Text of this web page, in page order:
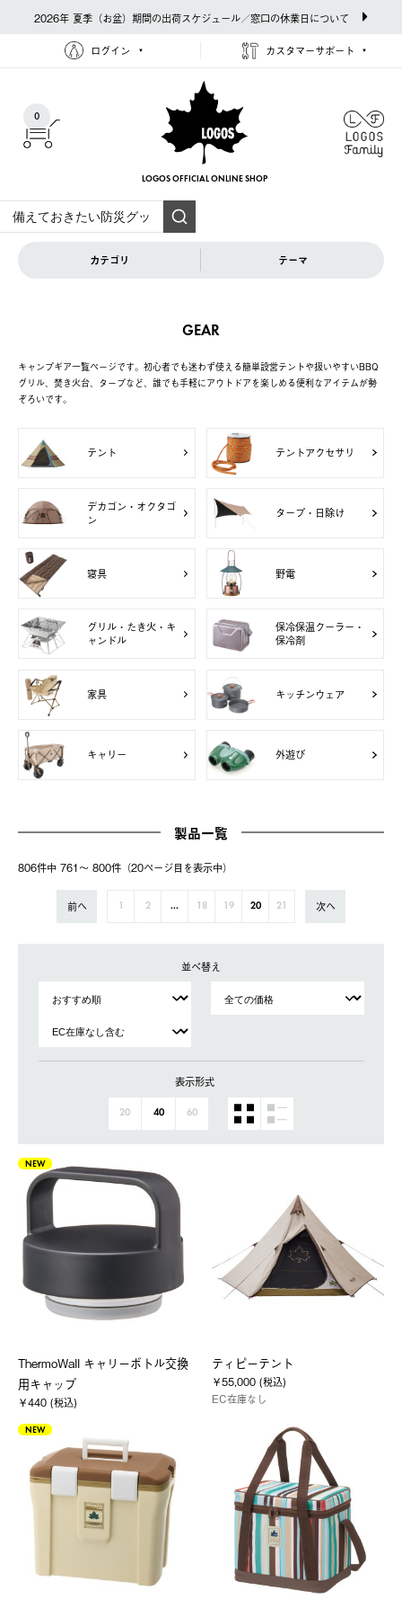
2026年 夏季（お盆）期間の出荷スケジュール／窓口の休業日について
ログイン カスタマーサポート
0
LOGOS OFFICIAL ONLINE SHOP
カテゴリ テーマ
GEAR
キャンプギア一覧ページです。初心者でも迷わず使える簡単設営テントや扱いやすいBBQ
グリル、焚き火台、タープなど、誰でも手軽にアウトドアを楽しめる便利なアイテムが勢
ぞろいです。
テント テントアクセサリ
デカゴン・オクタゴ
ン
タープ・日除け
寝具 野電
グリル・たき火・キ
ャンドル
保冷保温クーラー・
保冷剤
家具 キッチンウェア
キャリー 外遊び
製品一覧
806件中 761〜 800件（20ページ⽬を表⽰中）
前へ 2 ... 18 19 20 21 次へ
並べ替え
表示形式
20 40 60
NEW
ThermoWall キャリーボトル交換
用キャップ
￥440 (税込)
ティピーテント
￥55,000 (税込)
EC在庫なし
NEW